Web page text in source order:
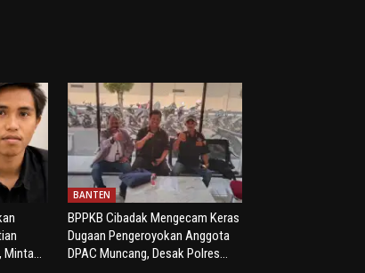
Minta...
BANTEN
BPPKB Cibadak Mengecam Keras
Dugaan Pengeroyokan Anggota
DPAC Muncang, Desak Polres...